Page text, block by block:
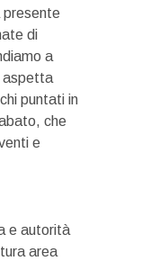
presente
di
a
aspetta
puntati in
che
e
e autorità
area